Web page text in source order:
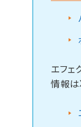
エフェ
情報は